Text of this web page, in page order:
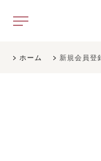
ホーム 新規会員登